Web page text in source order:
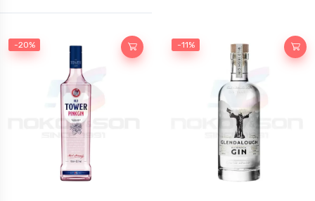
-20% -11%